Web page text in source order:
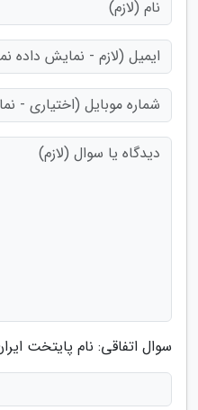
سوال اتفاقی: نام پایتخت